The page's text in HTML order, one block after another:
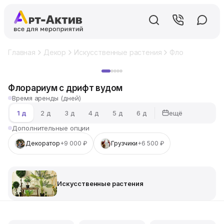
Главная Декор Искусственные растения Флорариум с
Флорариум с дрифт вудом
Время аренды (дней)
1 д
2 д 3 д 4 д 5 д 6 д
ещё
Дополнительные опции
Декоратор+9 000 ₽ Грузчики+6 500 ₽
Искусственные растения